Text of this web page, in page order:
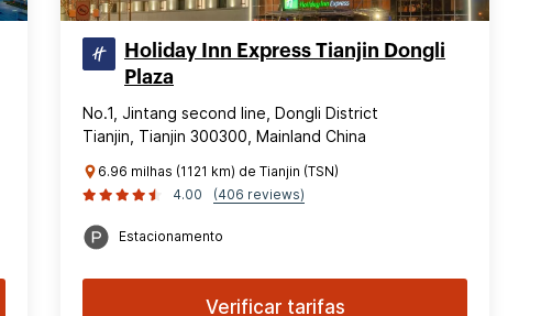
Holiday Inn Express Tianjin Dongli
Plaza
No.1, Jintang second line, Dongli District
Tianjin, Tianjin 300300, Mainland China
6.96 milhas (1121 km) de Tianjin (TSN)
4.00
(406 reviews)
Estacionamento
Verificar tarifas